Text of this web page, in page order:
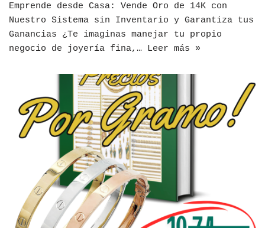
Emprende desde Casa: Vende Oro de 14K con
Nuestro Sistema sin Inventario y Garantiza tus
Ganancias ¿Te imaginas manejar tu propio
negocio de joyería fina,… Leer más »